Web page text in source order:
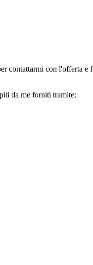
contattarmi con l'offerta e
da me forniti tramite: